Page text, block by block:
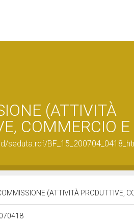
(ATTIVITÀ
COMMERCIO
seduta.rdf/
(ATTIVITÀ PRODUTTIVE,